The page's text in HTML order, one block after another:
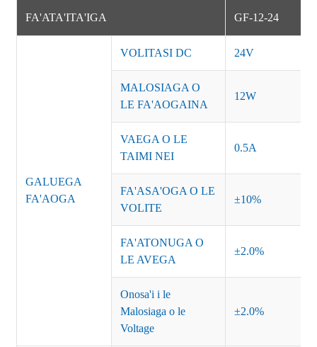
FA'ATA'ITA'IGA GF-12-24
GALUEGA
FA'AOGA
VOLITASI DC 24V
MALOSIAGA O
LE FA'AOGAINA
12W
VAEGA O LE
TAIMI NEI
0.5A
FA'ASA'OGA O LE
VOLITE
±10%
FA'ATONUGA O
LE AVEGA
±2.0%
Onosa'i i le
Malosiaga o le
Voltage
±2.0%